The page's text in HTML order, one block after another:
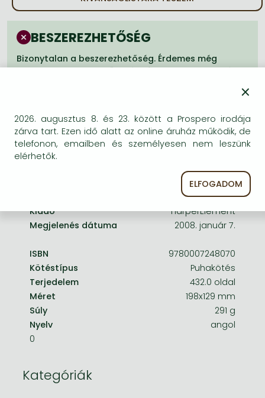
Frieren manga
One-Punch Man manga
BESZEREZHETŐSÉG
Bizonytalan a beszerezhetőség. Érdemes még
egyszer keresni szerzővel és címmel. Ha nem talál
Kiadó
HarperElement
Megjelenés dátuma
2008. január 7.
ISBN
9780007248070
Kötéstípus
Puhakötés
Terjedelem
432.0 oldal
Méret
198x129 mm
Súly
291 g
Nyelv
angol
0
Kategóriák
×
2026. augusztus 8. és 23. között a Prospero irodája
zárva tart. Ezen idő alatt az online áruház működik, de
telefonon, emailben és személyesen nem leszünk
elérhetők.
ELFOGADOM